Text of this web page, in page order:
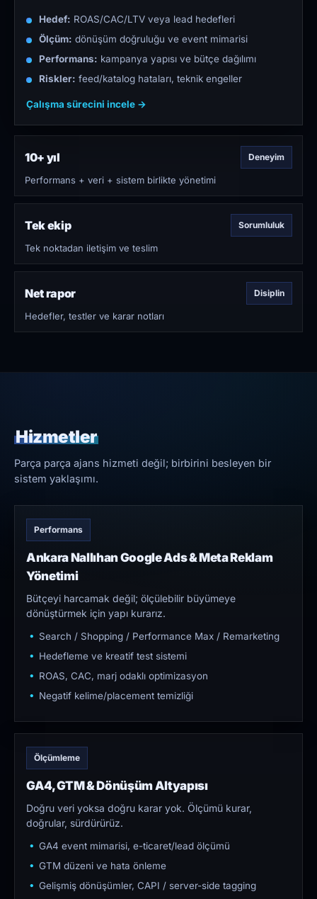
Hedef: ROAS/CAC/LTV veya lead hedefleri
Ölçüm: dönüşüm doğruluğu ve event mimarisi
Performans: kampanya yapısı ve bütçe dağılımı
Riskler: feed/katalog hataları, teknik engeller
Çalışma sürecini incele →
10+ yıl Deneyim
Performans + veri + sistem birlikte yönetimi
Tek ekip Sorumluluk
Tek noktadan iletişim ve teslim
Net rapor Disiplin
Hedefler, testler ve karar notları
Hizmetler
Parça parça ajans hizmeti değil; birbirini besleyen bir
sistem yaklaşımı.
Performans
Ankara Nallıhan Google Ads & Meta Reklam
Yönetimi
Bütçeyi harcamak değil; ölçülebilir büyümeye
dönüştürmek için yapı kurarız.
Search / Shopping / Performance Max / Remarketing
Hedefleme ve kreatif test sistemi
ROAS, CAC, marj odaklı optimizasyon
Negatif kelime/placement temizliği
Ölçümleme
GA4, GTM & Dönüşüm Altyapısı
Doğru veri yoksa doğru karar yok. Ölçümü kurar,
doğrular, sürdürürüz.
GA4 event mimarisi, e-ticaret/lead ölçümü
GTM düzeni ve hata önleme
Gelişmiş dönüşümler, CAPI / server-side tagging